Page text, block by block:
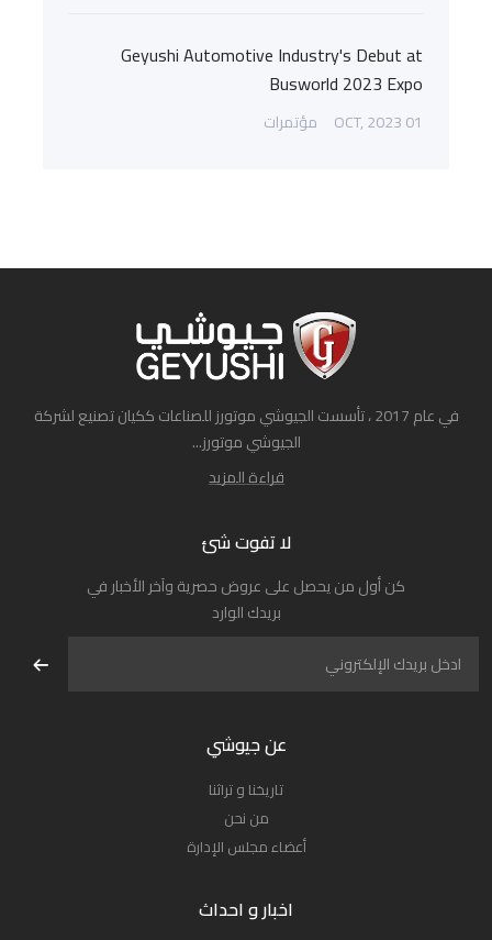
Geyushi Automotive Industry's Debut at
Busworld 2023 Expo
01 OCT, 2023 مؤتمرات
في عام 2017 ، تأسست الجيوشي موتورز للصناعات ككيان تصنيع لشركة
الجيوشي موتورز...
قراءة المزيد
لا تفوت شئ
كن أول من يحصل على عروض حصرية وآخر الأخبار في
بريدك الوارد
عن جيوشي
تاريخنا و تراثنا
من نحن
أعضاء مجلس الإدارة
اخبار و احداث